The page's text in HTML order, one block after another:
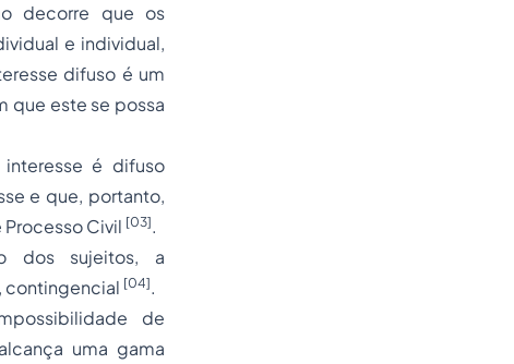
decorre que os
e individual,
difuso é um
que este se possa
é difuso
e que, portanto,
ProcessoCivil [03].
dos sujeitos, a
contingencial [04].
de
uma gama